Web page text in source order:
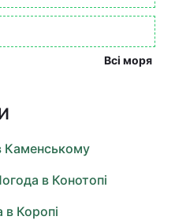
Всі моря
Каменському
в Конотопі
в Коропі